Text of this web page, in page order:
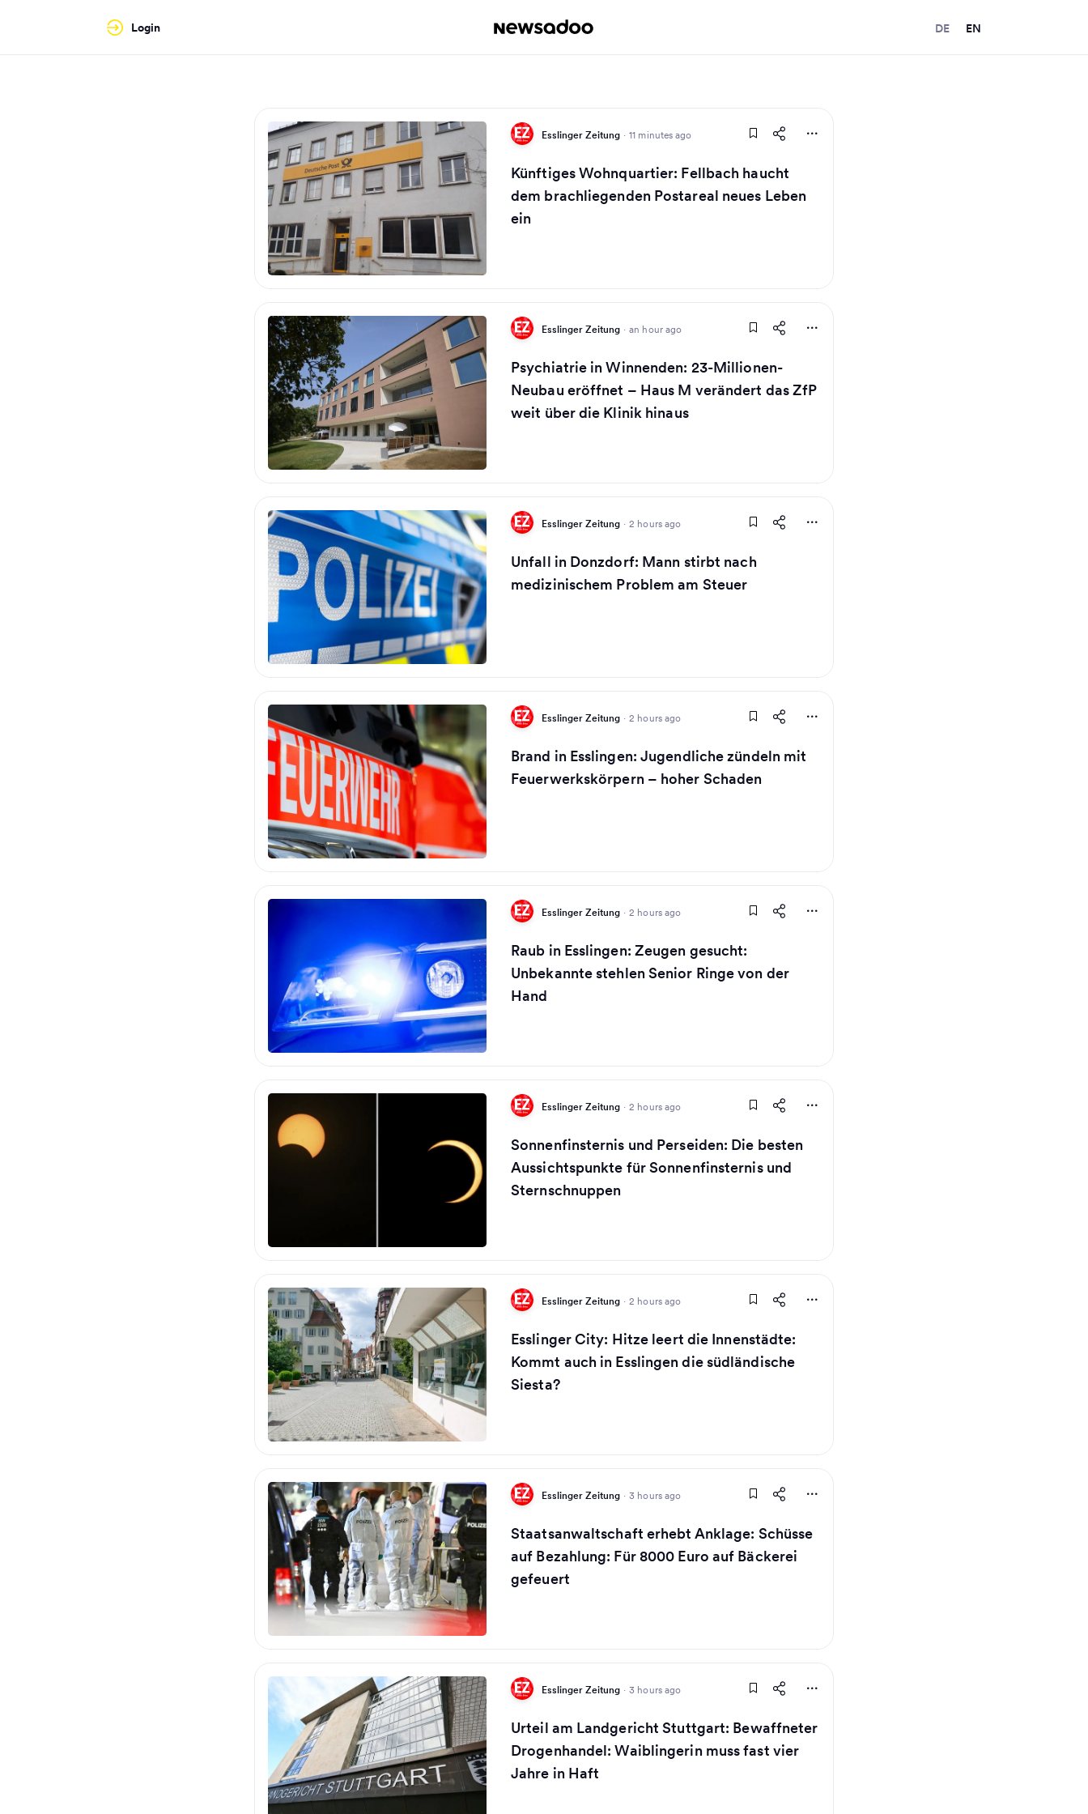
Login DE EN
Esslinger Zeitung · 11 minutes ago
Künftiges Wohnquartier: Fellbach haucht
dem brachliegenden Postareal neues Leben
ein
Esslinger Zeitung · an hour ago
Psychiatrie in Winnenden: 23-Millionen-
Neubau eröffnet – Haus M verändert das ZfP
weit über die Klinik hinaus
Esslinger Zeitung · 2 hours ago
Unfall in Donzdorf: Mann stirbt nach
medizinischem Problem am Steuer
Esslinger Zeitung · 2 hours ago
Brand in Esslingen: Jugendliche zündeln mit
Feuerwerkskörpern – hoher Schaden
Esslinger Zeitung · 2 hours ago
Raub in Esslingen: Zeugen gesucht:
Unbekannte stehlen Senior Ringe von der
Hand
Esslinger Zeitung · 2 hours ago
Sonnenfinsternis und Perseiden: Die besten
Aussichtspunkte für Sonnenfinsternis und
Sternschnuppen
Esslinger Zeitung · 2 hours ago
Esslinger City: Hitze leert die Innenstädte:
Kommt auch in Esslingen die südländische
Siesta?
Esslinger Zeitung · 3 hours ago
Staatsanwaltschaft erhebt Anklage: Schüsse
auf Bezahlung: Für 8000 Euro auf Bäckerei
gefeuert
Esslinger Zeitung · 3 hours ago
Urteil am Landgericht Stuttgart: Bewaffneter
Drogenhandel: Waiblingerin muss fast vier
Jahre in Haft